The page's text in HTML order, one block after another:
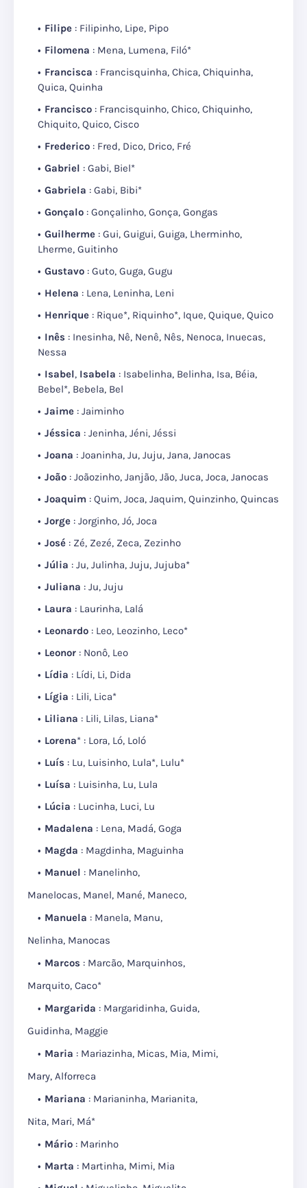
Filipe : Filipinho, Lipe, Pipo
Filomena : Mena, Lumena, Filó*
Francisca : Francisquinha, Chica, Chiquinha,
Quica, Quinha
Francisco : Francisquinho, Chico, Chiquinho,
Chiquito, Quico, Cisco
Frederico : Fred, Dico, Drico, Fré
Gabriel : Gabi, Biel*
Gabriela : Gabi, Bibi*
Gonçalo : Gonçalinho, Gonça, Gongas
Guilherme : Gui, Guigui, Guiga, Lherminho,
Lherme, Guitinho
Gustavo : Guto, Guga, Gugu
Helena : Lena, Leninha, Leni
Henrique : Rique*, Riquinho*, Ique, Quique, Quico
Inês : Inesinha, Nê, Nenê, Nês, Nenoca, Inuecas,
Nessa
Isabel, Isabela : Isabelinha, Belinha, Isa, Béia,
Bebel*, Bebela, Bel
Jaime : Jaiminho
Jéssica : Jeninha, Jéni, Jéssi
Joana : Joaninha, Ju, Juju, Jana, Janocas
João : Joãozinho, Janjão, Jão, Juca, Joca, Janocas
Joaquim : Quim, Joca, Jaquim, Quinzinho, Quincas
Jorge : Jorginho, Jó, Joca
José : Zé, Zezé, Zeca, Zezinho
Júlia : Ju, Julinha, Juju, Jujuba*
Juliana : Ju, Juju
Laura : Laurinha, Lalá
Leonardo : Leo, Leozinho, Leco*
Leonor : Nonô, Leo
Lídia : Lídi, Li, Dida
Lígia : Lili, Lica*
Liliana : Lili, Lilas, Liana*
Lorena* : Lora, Ló, Loló
Luís : Lu, Luisinho, Lula*, Lulu*
Luísa : Luisinha, Lu, Lula
Lúcia : Lucinha, Luci, Lu
Madalena : Lena, Madá, Goga
Magda : Magdinha, Maguinha
Manuel : Manelinho,
Manelocas, Manel, Mané, Maneco,
Manuela : Manela, Manu,
Nelinha, Manocas
Marcos : Marcão, Marquinhos,
Marquito, Caco*
Margarida : Margaridinha, Guida,
Guidinha, Maggie
Maria : Mariazinha, Micas, Mia, Mimi,
Mary, Alforreca
Mariana : Marianinha, Marianita,
Nita, Mari, Má*
Mário : Marinho
Marta : Martinha, Mimi, Mia